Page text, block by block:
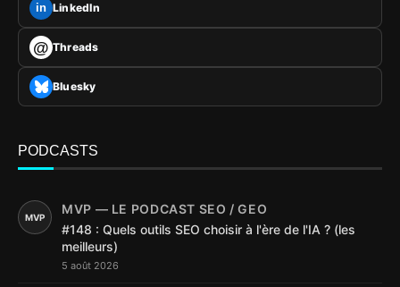
in LinkedIn
@ Threads
Bluesky
PODCASTS
MVP
MVP — LE PODCAST SEO / GEO
#148 : Quels outils SEO choisir à l'ère de l'IA ? (les
meilleurs)
5 août 2026